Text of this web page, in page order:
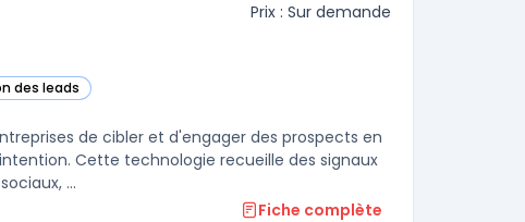
Prix : Sur demande
des leads
dans cette catégorie
de cibler et d'engager des prospects en
Cette technologie recueille des signaux
...
Fiche complète